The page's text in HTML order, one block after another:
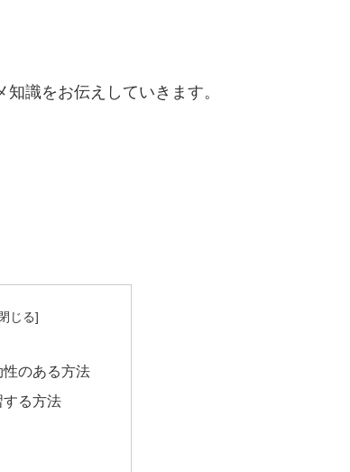
識をお伝えしていきます。
のある方法
する方法